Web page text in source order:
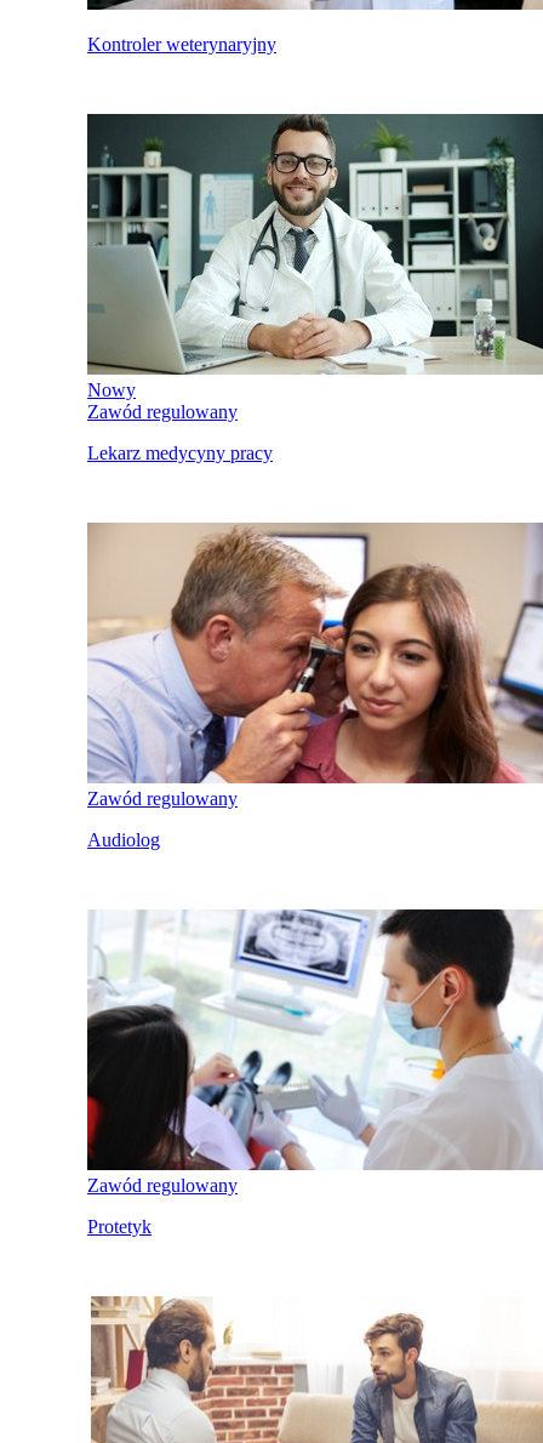
Kontroler weterynaryjny
Nowy
Zawód regulowany
Lekarz medycyny pracy
Zawód regulowany
Audiolog
Zawód regulowany
Protetyk